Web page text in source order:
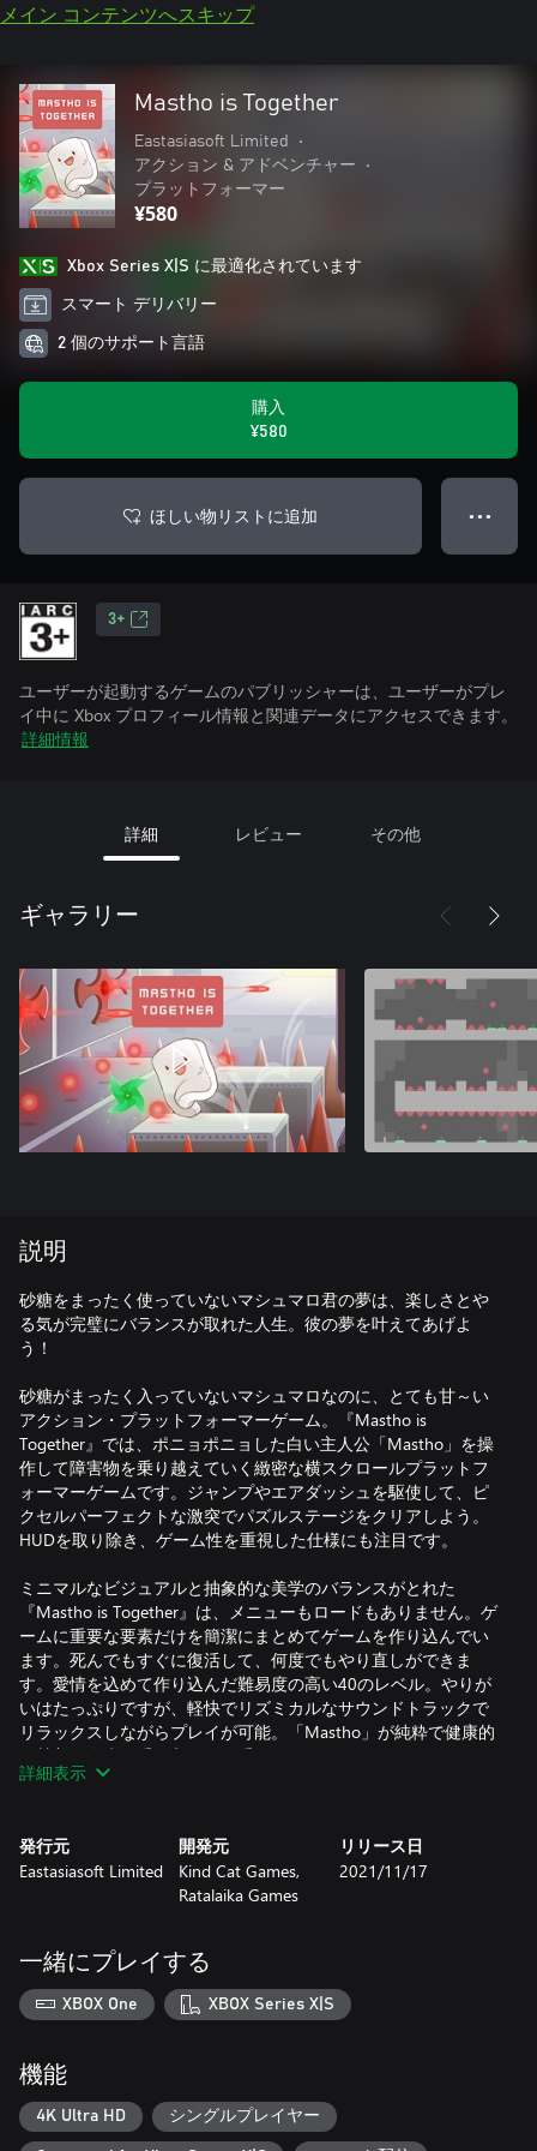
メイン コンテンツへスキップ
Mastho is Together
Eastasiasoft Limited
•
アクション & アドベンチャー
•
プラットフォーマー
¥580
Xbox Series X|S に最適化されています
スマート デリバリー
2 個のサポート言語
購入
¥580
ほしい物リストに追加 ● ● ●
3+
ユーザーが起動するゲームのパブリッシャーは、ユーザーがプレ
イ中に Xbox プロフィール情報と関連データにアクセスできます。
詳細情報
詳細 レビュー その他
ギャラリー
説明
砂糖をまったく使っていないマシュマロ君の夢は、楽しさとや
る気が完璧にバランスが取れた人生。彼の夢を叶えてあげよ
う！
砂糖がまったく入っていないマシュマロなのに、とても甘～い
アクション・プラットフォーマーゲーム。『Mastho is
Together』では、ポニョポニョした白い主人公「Mastho」を操
作して障害物を乗り越えていく緻密な横スクロールプラットフ
ォーマーゲームです。ジャンプやエアダッシュを駆使して、ピ
クセルパーフェクトな激突でパズルステージをクリアしよう。
HUDを取り除き、ゲーム性を重視した仕様にも注目です。
ミニマルなビジュアルと抽象的な美学のバランスがとれた
『Mastho is Together』は、メニューもロードもありません。ゲ
ームに重要な要素だけを簡潔にまとめてゲームを作り込んでい
ます。死んでもすぐに復活して、何度でもやり直しができま
す。愛情を込めて作り込んだ難易度の高い40のレベル。やりが
いはたっぷりですが、軽快でリズミカルなサウンドトラックで
リラックスしながらプレイが可能。「Mastho」が純粋で健康的
な甘美な人生を手に入れるお手伝いをしませんか？
詳細表示
発行元
Eastasiasoft Limited
開発元
Kind Cat Games,
Ratalaika Games
リリース日
2021/11/17
一緒にプレイする
XBOX One XBOX Series X|S
機能
4K Ultra HD シングルプレイヤー